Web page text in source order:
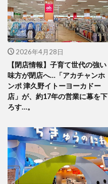
2026年4月28日
【閉店情報】子育て世代の強い
味方が閉店へ…「アカチャンホ
ンポ 津久野イトーヨーカドー
店」が、約17年の営業に幕を下
ろす…。